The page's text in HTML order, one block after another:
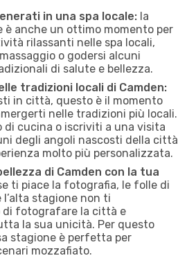
in una spa locale: la
è anche un ottimo momento per
rilassanti nelle spa locali,
o godersi alcuni
di salute e bellezza.
tradizioni locali di Camden:
in città, questo è il momento
nelle tradizioni più locali.
di cucina o iscriviti a una visita
degli angoli nascosti della città
molto più personalizzata.
di Camden con la tua
ti piace la fotografia, le folle di
stagione non ti
di fotografare la città e
la sua unicità. Per questo
stagione è perfetta per
mozzafiato.